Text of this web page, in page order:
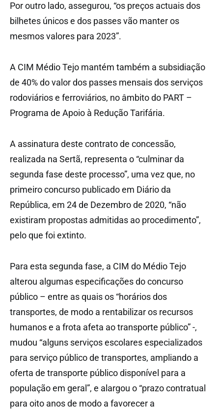
Por outro lado, assegurou, “os preços actuais dos
bilhetes únicos e dos passes vão manter os
mesmos valores para 2023”.
A CIM Médio Tejo mantém também a subsidiação
de 40% do valor dos passes mensais dos serviços
rodoviários e ferroviários, no âmbito do PART –
Programa de Apoio à Redução Tarifária.
A assinatura deste contrato de concessão,
realizada na Sertã, representa o “culminar da
segunda fase deste processo”, uma vez que, no
primeiro concurso publicado em Diário da
República, em 24 de Dezembro de 2020, “não
existiram propostas admitidas ao procedimento”,
pelo que foi extinto.
Para esta segunda fase, a CIM do Médio Tejo
alterou algumas especificações do concurso
público – entre as quais os “horários dos
transportes, de modo a rentabilizar os recursos
humanos e a frota afeta ao transporte público” -,
mudou “alguns serviços escolares especializados
para serviço público de transportes, ampliando a
oferta de transporte público disponível para a
população em geral”, e alargou o “prazo contratual
para oito anos de modo a favorecer a